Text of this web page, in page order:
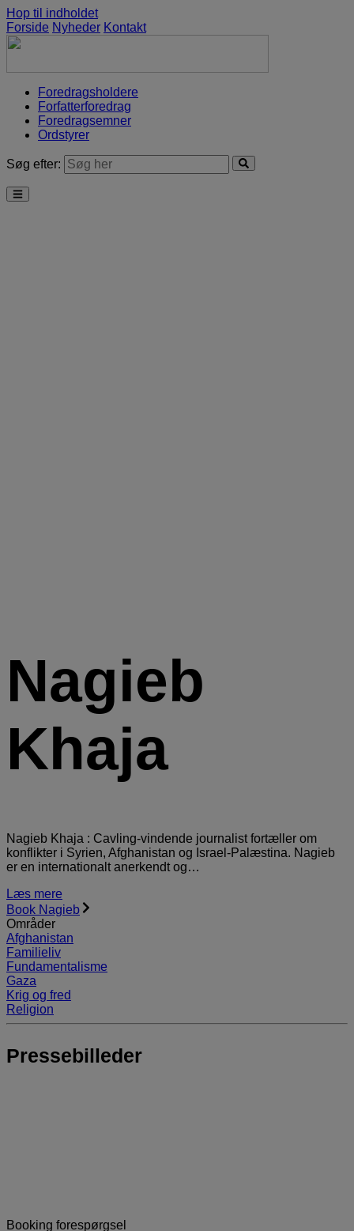
Hop til indholdet
Forside Nyheder Kontakt
Foredragsholdere
Forfatterforedrag
Foredragsemner
Ordstyrer
Søg efter:
Nagieb
Khaja
Nagieb Khaja : Cavling-vindende journalist fortæller om
konflikter i Syrien, Afghanistan og Israel-Palæstina. Nagieb
er en internationalt anerkendt og…
Læs mere
Book Nagieb
Områder
Afghanistan
Familieliv
Fundamentalisme
Gaza
Krig og fred
Religion
Pressebilleder
Booking forespørgsel